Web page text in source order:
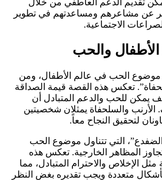
تقديم الدعم العاطفي من خلال
عن مشاعرهم ومساعدتهم في تطوير
الاجتماعية.
والحب
الحب في عالم الأطفال، ومن
تعكس هذه القصة قيمة الصداقة
يمكن للحب والدعم المتبادل أن
الأرنب والسلحفاة يمثلان شخصيتين
لتحقيق النجاح معاً.
التي تتناول موضوع الحب
المظاهر الخارجية. تعكس هذه
مثل الإخلاص والاحترام المتبادل، مما
متعددة ويجب تقديره بغض النظر